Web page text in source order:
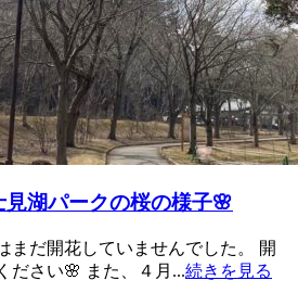
見湖パークの桜の様子🌸
まだ開花していませんでした。 開
ださい🌸 また、４月...続きを見る